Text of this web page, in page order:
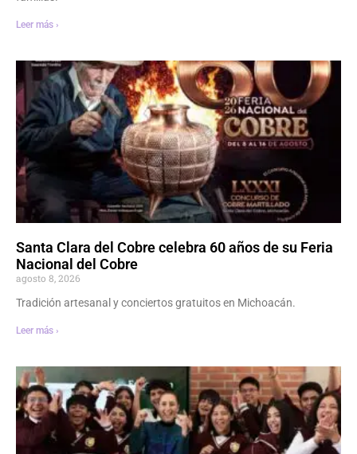
Leer más ›
Santa Clara del Cobre celebra 60 años de su Feria
Nacional del Cobre
agosto 8, 2026
Tradición artesanal y conciertos gratuitos en Michoacán.
Leer más ›